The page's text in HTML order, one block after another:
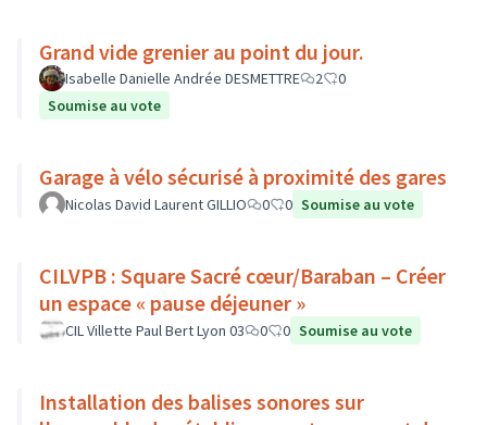
Grand vide grenier au point du jour.
Isabelle Danielle Andrée DESMETTRE 2
0
Soumise au vote
Garage à vélo sécurisé à proximité des gares
Nicolas David Laurent GILLIO 0 0 Soumise au vote
CILVPB : Square Sacré cœur/Baraban – Créer
un espace « pause déjeuner »
CIL Villette Paul Bert Lyon 03 0 0 Soumise au vote
Installation des balises sonores sur